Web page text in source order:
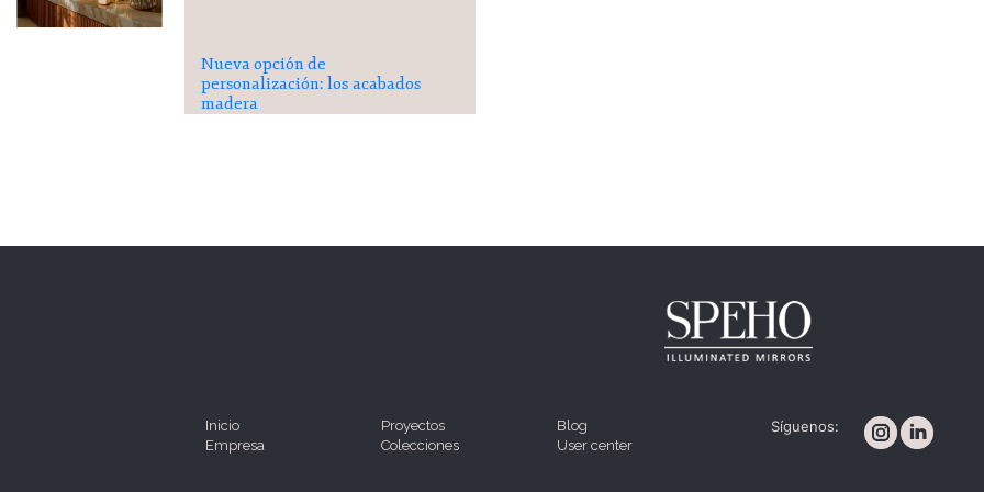
Nueva opción de
personalización: los acabados
madera
Inicio
Empresa
Proyectos
Colecciones
Blog
User center
Síguenos: